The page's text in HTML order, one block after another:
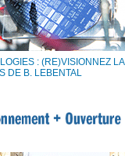
: (RE)VISIONNEZ LA
DE B. LEBENTAL